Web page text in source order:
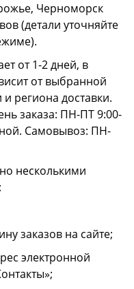
Черноморск
(детали уточняйте
от 1-2 дней, в
от выбранной
региона доставки.
заказа: ПН-ПТ 9:00-
Самовывоз: ПН-
несколькими
заказов на сайте;
электронной